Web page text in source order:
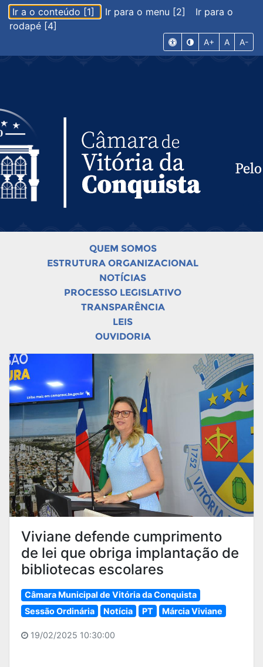
Ir a o conteúdo [1] Ir para o menu [2]
Ir para o
rodapé [4]
A+ A A-
QUEM SOMOS
ESTRUTURA ORGANIZACIONAL
NOTÍCIAS
PROCESSO LEGISLATIVO
TRANSPARÊNCIA
LEIS
OUVIDORIA
Viviane defende cumprimento
de lei que obriga implantação de
bibliotecas escolares
Câmara Municipal de Vitória da Conquista
Sessão Ordinária
Notícia PT Márcia Viviane
19/02/2025 10:30:00